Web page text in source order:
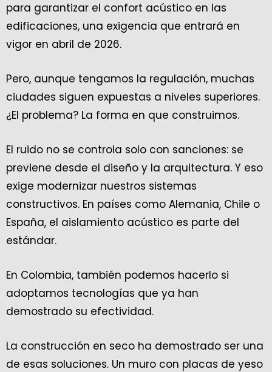
para garantizar el confort acústico en las
edificaciones, una exigencia que entrará en
vigor en abril de 2026.
Pero, aunque tengamos la regulación, muchas
ciudades siguen expuestas a niveles superiores.
¿El problema? La forma en que construimos.
El ruido no se controla solo con sanciones: se
previene desde el diseño y la arquitectura. Y eso
exige modernizar nuestros sistemas
constructivos. En países como Alemania, Chile o
España, el aislamiento acústico es parte del
estándar.
En Colombia, también podemos hacerlo si
adoptamos tecnologías que ya han
demostrado su efectividad.
La construcción en seco ha demostrado ser una
de esas soluciones. Un muro con placas de yeso